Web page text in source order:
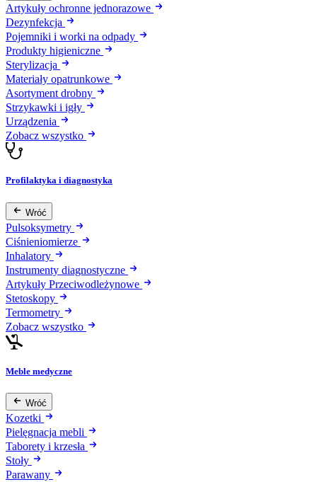
Artykuły ochronne jednorazowe
Dezynfekcja
Pojemniki i worki na odpady
Produkty higieniczne
Sterylizacja
Materiały opatrunkowe
Asortyment drobny
Strzykawki i igły
Urządzenia
Zobacz wszystko
Profilaktyka i diagnostyka
Wróć
Pulsoksymetry
Ciśnieniomierze
Inhalatory
Instrumenty diagnostyczne
Artykuły Przeciwodleżynowe
Stetoskopy
Termometry
Zobacz wszystko
Meble medyczne
Wróć
Kozetki
Pielęgnacja mebli
Taborety i krzesła
Stoły
Parawany